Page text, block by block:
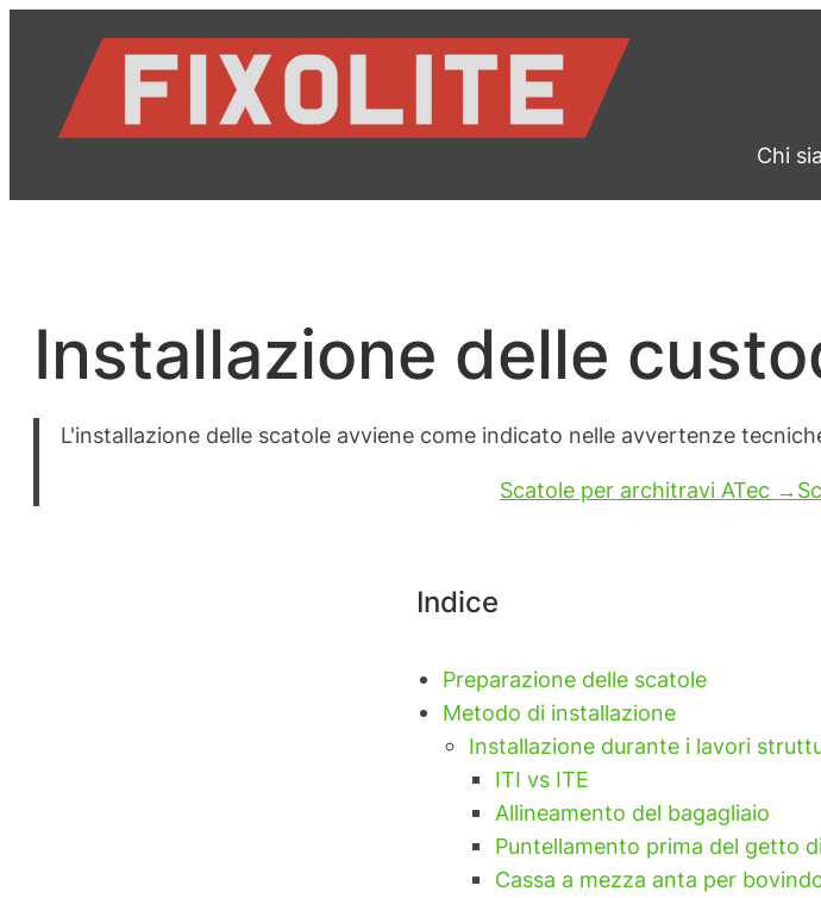
contenuto
Chi
Installazione delle
L'installazione delle scatole avviene come indicato nelle avvertenze
Scatole per architravi ATec →
Indice
Preparazione delle scatole
Metodo di installazione
Installazione durante i lavori
ITI vs ITE
Allineamento del bagagliaio
Puntellamento prima del getto
Cassa a mezza anta per